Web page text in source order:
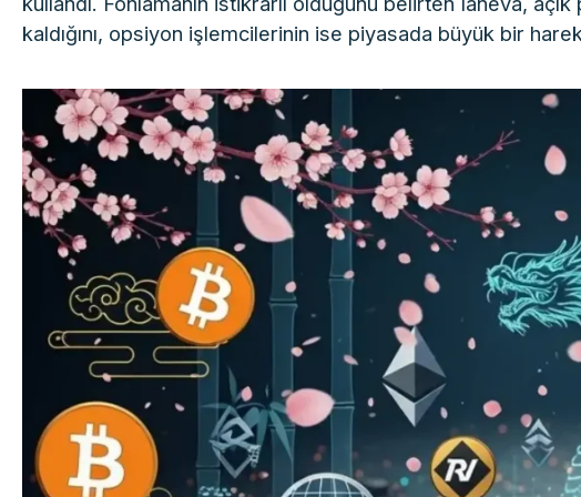
kaldığını, opsiyon işlemcilerinin ise piyasada büyük bir